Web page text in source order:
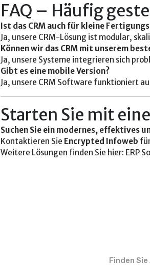
FAQ – Häufig
Ist das CRM auch für kleine
Ja, unsere CRM-Lösung ist modular,
Können wir das CRM mit unserem
Ja, unsere Systeme integrieren sich
Gibt es eine mobile Version?
Ja, unsere CRM Software funktioniert
Starten Sie mit
Suchen Sie ein modernes, effektives
Kontaktieren Sie Encrypted Infoweb
Weitere Lösungen finden Sie hier: ERP
Finden